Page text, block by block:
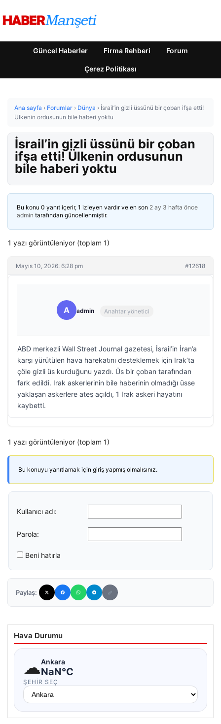
Güncel Haberler Firma Rehberi Forum
Çerez Politikası
Ana sayfa › Forumlar › Dünya › İsrail’in gizli üssünü bir çoban ifşa etti!
Ülkenin ordusunun bile haberi yoktu
İsrail’in gizli üssünü bir çoban
ifşa etti! Ülkenin ordusunun
bile haberi yoktu
Bu konu 0 yanıt içerir, 1 izleyen vardır ve en son 2 ay 3 hafta önce
admin tarafından güncellenmiştir.
1 yazı görüntüleniyor (toplam 1)
Mayıs 10, 2026: 6:28 pm #12618
A admin Anahtar yönetici
ABD merkezli Wall Street Journal gazetesi, İsrail’in İran’a
karşı yürütülen hava harekatını desteklemek için Irak’ta
çöle gizli üs kurduğunu yazdı. Üs bir çoban tarafından
fark edildi. Irak askerlerinin bile haberinin olmadığı üsse
yaklaşan askerlere ateş açıldı, 1 Irak askeri hayatını
kaybetti.
1 yazı görüntüleniyor (toplam 1)
Bu konuyu yanıtlamak için giriş yapmış olmalısınız.
Kullanıcı adı:
Parola:
Beni hatırla
Paylaş:
Hava Durumu
☁Ankara
NaN°C
ŞEHIR SEÇ